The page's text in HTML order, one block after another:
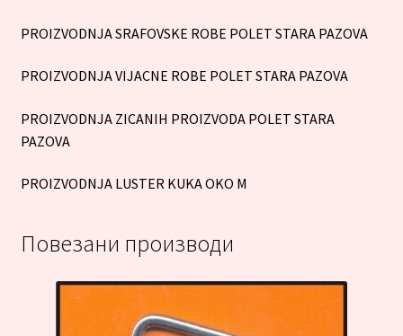
PROIZVODNJA SRAFOVSKE ROBE POLET STARA PAZOVA
PROIZVODNJA VIJACNE ROBE POLET STARA PAZOVA
PROIZVODNJA ZICANIH PROIZVODA POLET STARA
PAZOVA
PROIZVODNJA LUSTER KUKA OKO M
Повезани производи